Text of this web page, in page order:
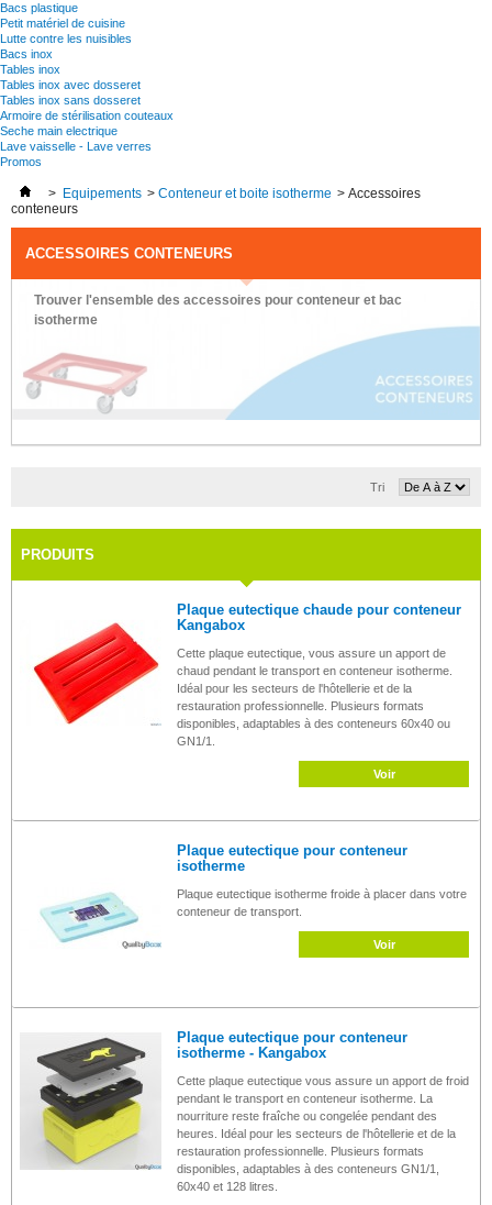
Bacs plastique
Petit matériel de cuisine
Lutte contre les nuisibles
Bacs inox
Tables inox
Tables inox avec dosseret
Tables inox sans dosseret
Armoire de stérilisation couteaux
Seche main electrique
Lave vaisselle - Lave verres
Promos
> Equipements > Conteneur et boite isotherme > Accessoires
conteneurs
ACCESSOIRES CONTENEURS
Trouver l'ensemble des accessoires pour conteneur et bac
isotherme
Tri
PRODUITS
Plaque eutectique chaude pour conteneur
Kangabox
Cette plaque eutectique, vous assure un apport de
chaud pendant le transport en conteneur isotherme.
Idéal pour les secteurs de l'hôtellerie et de la
restauration professionnelle. Plusieurs formats
disponibles, adaptables à des conteneurs 60x40 ou
GN1/1.
Voir
Plaque eutectique pour conteneur
isotherme
Plaque eutectique isotherme froide à placer dans votre
conteneur de transport.
Voir
Plaque eutectique pour conteneur
isotherme - Kangabox
Cette plaque eutectique vous assure un apport de froid
pendant le transport en conteneur isotherme. La
nourriture reste fraîche ou congelée pendant des
heures. Idéal pour les secteurs de l'hôtellerie et de la
restauration professionnelle. Plusieurs formats
disponibles, adaptables à des conteneurs GN1/1,
60x40 et 128 litres.